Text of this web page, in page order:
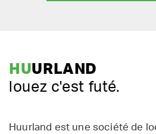
HUURLAND
louez c'est futé.
Huurland est une société de